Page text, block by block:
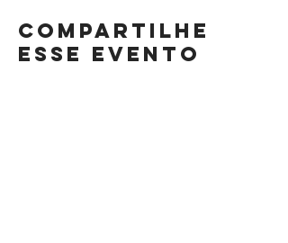
Compartilhe
esse evento